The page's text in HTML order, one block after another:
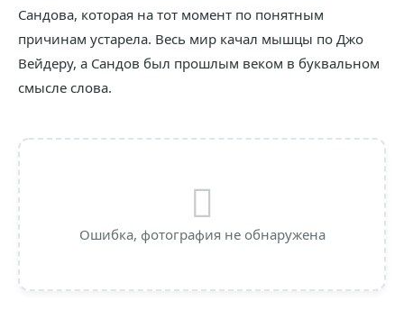
Сандова, которая на тот момент по понятным
причинам устарела. Весь мир качал мышцы по Джо
Вейдеру, а Сандов был прошлым веком в буквальном
смысле слова.
Ошибка, фотография не обнаружена